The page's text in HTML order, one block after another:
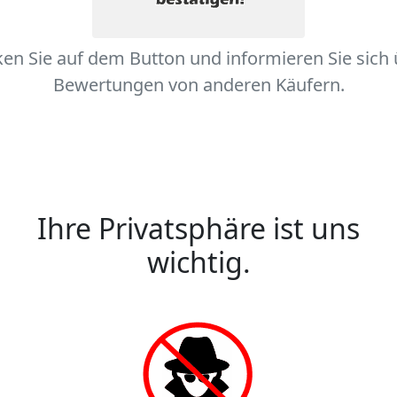
Sie auf dem Button und informieren Sie sich
Bewertungen von anderen Käufern.
Ihre Privatsphäre ist uns
wichtig.